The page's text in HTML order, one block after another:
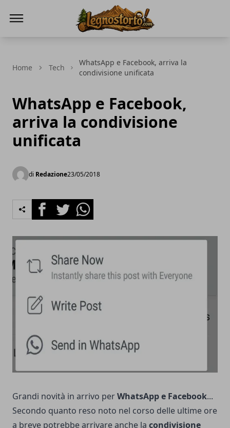
Home Tech
WhatsApp e Facebook, arriva la
condivisione unificata
WhatsApp e Facebook,
arriva la condivisione
unificata
di Redazione23/05/2018
FacebookTwitterWhatsapp
Grandi novità in arrivo perWhatsApp e Facebook...
Secondo quanto reso noto nel corso delle ultime ore
a breve potrebbe arrivare anche la condivisione